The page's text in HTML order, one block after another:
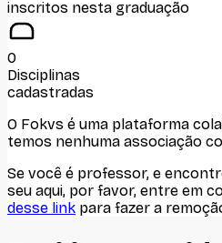
inscritos nesta graduação
0
Disciplinas
cadastradas
O Fokvs é uma plataforma
temos nenhuma associação
Se você é professor, e
seu aqui, por favor, entre em
desse link para fazer a